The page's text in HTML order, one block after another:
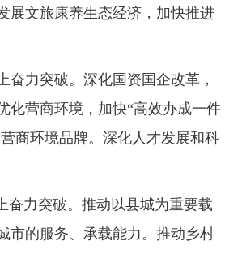
展文旅康养生态经济，加快推进
力突破。深化国资国企改革，
化营商环境，加快“高效办成一件
商环境品牌。深化人才发展和科
力突破。推动以县城为重要载
市的服务、承载能力。推动乡村